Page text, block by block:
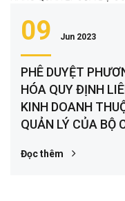
09 Jun 2023
PHÊ DUYỆT
HÓA QUY ĐỊNH
KINH DOANH
QUẢN LÝ CỦA BỘ
Đọc thêm